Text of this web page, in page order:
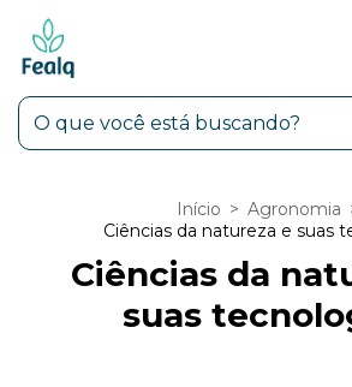
Início > Agronomia
Ciências da natureza e suas
Ciências da
suas